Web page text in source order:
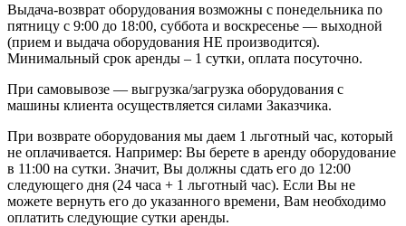
Выдача-возврат оборудования возможны с понедельника по
пятницу с 9:00 до 18:00, суббота и воскресенье — выходной
(прием и выдача оборудования НЕ производится).
Минимальный срок аренды – 1 сутки, оплата посуточно.
При самовывозе — выгрузка/загрузка оборудования с
машины клиента осуществляется силами Заказчика.
При возврате оборудования мы даем 1 льготный час, который
не оплачивается. Например: Вы берете в аренду оборудование
в 11:00 на сутки. Значит, Вы должны сдать его до 12:00
следующего дня (24 часа + 1 льготный час). Если Вы не
можете вернуть его до указанного времени, Вам необходимо
оплатить следующие сутки аренды.